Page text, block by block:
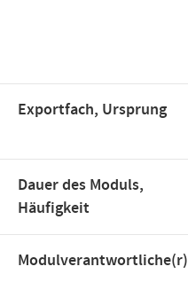
Exportfach, Ursprung
Dauer des Moduls,
Häufigkeit
Modulverantwortliche(r)